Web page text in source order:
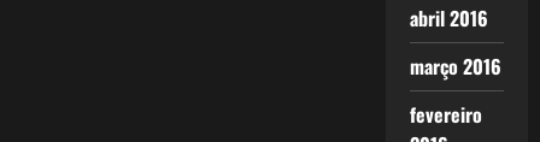
abril 2016
março 2016
fevereiro